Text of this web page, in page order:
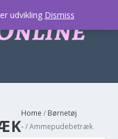
Home / Børnetøj
-/ Ammepudebetræk
udvikling Dismiss